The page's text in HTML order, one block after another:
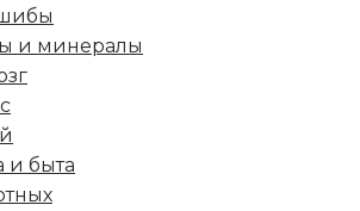
и минералы
и быта